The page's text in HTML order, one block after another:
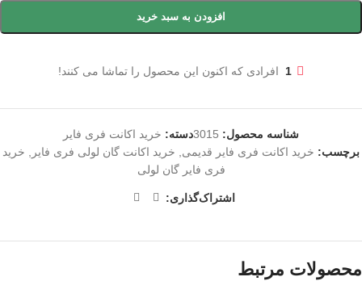
افزودن به سبد خرید
1 افرادی که اکنون این محصول را تماشا می کنند!
شناسه محصول: 3015دسته: خرید اکانت فری فایر
برچسب: خرید اکانت فری فایر قدیمی, خرید اکانت گان لولی فری فایر , خرید
فری فایر گان لولی
اشتراک‌گذاری:
محصولات مرتبط